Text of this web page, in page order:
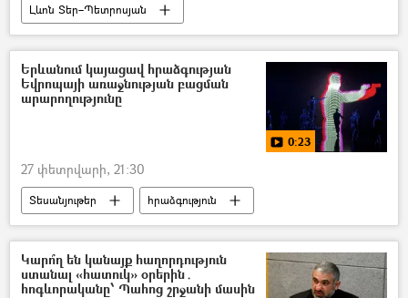
Լևոն Տեր–Պետրոսյան
Սամվել Կարապետյան
ընդդիմություն
Ազգային ժողովի ընտրություններ
Երևանում կայացավ հրաձգության
Եվրոպայի առաջնության բացման
արարողությունը
0:23
27 փետրվարի, 21:30
Տեսանյութեր
հրաձգություն
Երևան
Կարո՞ղ են կանայք հաղորդություն
ստանալ «հատուկ» օրերին․
հոգևորականը՝ Պահոց շրջանի մասին